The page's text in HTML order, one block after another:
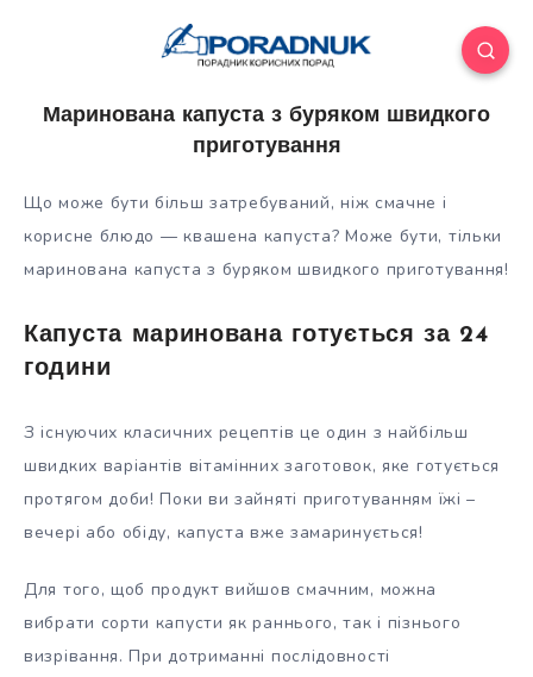
Маринована капуста з буряком швидкого
приготування
Що може бути більш затребуваний, ніж смачне і
корисне блюдо — квашена капуста? Може бути, тільки
маринована капуста з буряком швидкого приготування!
Капуста маринована готується за 24
години
З існуючих класичних рецептів це один з найбільш
швидких варіантів вітаміннихзаготовок, яке готується
протягом доби! Поки ви зайняті приготуванням їжі –
вечері або обіду, капуста вже замаринується!
Для того, щоб продукт вийшов смачним, можна
вибрати сорти капусти як раннього, так і пізнього
визрівання. При дотриманні послідовності